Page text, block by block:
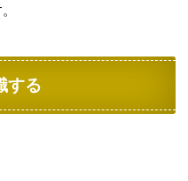
する